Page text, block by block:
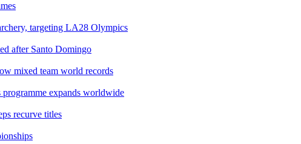
targeting LA28 Olympics
after Santo Domingo
mixed team world records
expands worldwide
recurve titles